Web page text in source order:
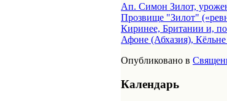
Ап. Симон Зилот,
Прозвище "Зилот"
Киринее, Британии и,
Афоне (Абхазия),
Опубликовано в
Календарь